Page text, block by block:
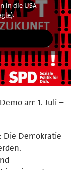
in die USA
).
am 1. Juli –
Die Demokratie